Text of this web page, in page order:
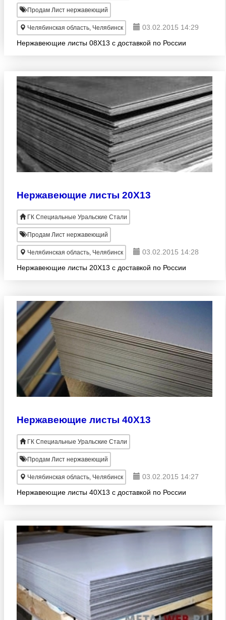
Продам Лист нержавеющий
Челябинская область, Челябинск
03.02.2015 14:29
Нержавеющие листы 08Х13 с доставкой по России
Нержавеющие листы 20Х13
ГК Специальные Уральские Стали
Продам Лист нержавеющий
Челябинская область, Челябинск
03.02.2015 14:28
Нержавеющие листы 20Х13 с доставкой по России
Нержавеющие листы 40Х13
ГК Специальные Уральские Стали
Продам Лист нержавеющий
Челябинская область, Челябинск
03.02.2015 14:27
Нержавеющие листы 40Х13 с доставкой по России